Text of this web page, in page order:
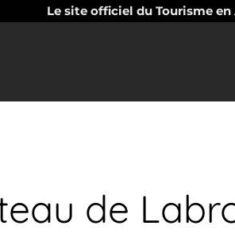
Le site officiel du Tourisme en
de